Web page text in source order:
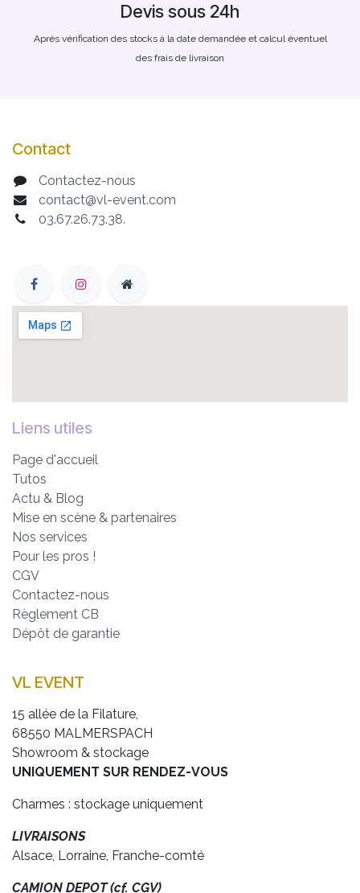
Devis sous 24h
Après vérification des stocks à la date demandée et calcul éventuel
des frais de livraison
Contact
Contactez-nous
contact@vl-event.com
03.67.26.73.38.
Liens utiles
Page d'accueil
Tutos
Actu & Blog
Mise en scène & partenaires
Nos services
Pour les pros !
CGV
Contactez-nous
Règlement CB
Dépôt de garantie
VL EVENT
15 allée de la Filature,
68550 MALMERSPACH
Showroom & stockage
UNIQUEMENT SUR RENDEZ-VOUS
Charmes : stockage uniquement
LIVRAISONS
Alsace, Lorraine, Franche-comté
CAMION DEPOT (cf. CGV)